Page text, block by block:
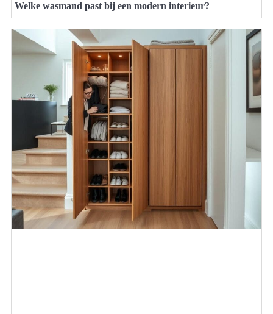
Welke wasmand past bij een modern interieur?